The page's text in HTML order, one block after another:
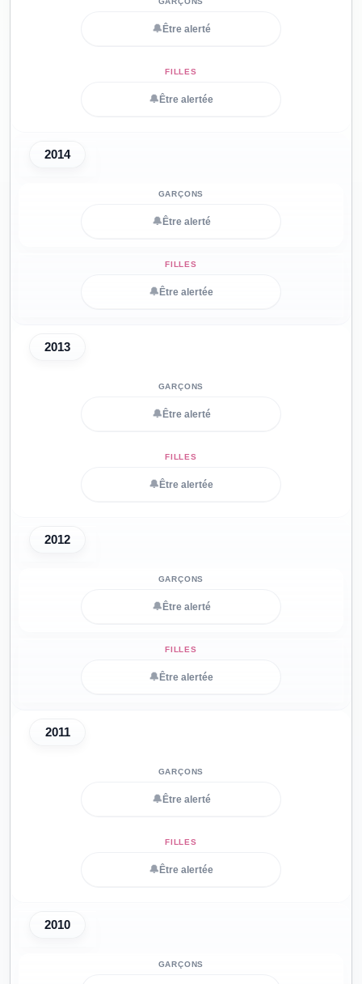
🔔 Être alerté
🔔 Être alertée
2014
🔔 Être alerté
🔔 Être alertée
2013
🔔 Être alerté
🔔 Être alertée
2012
🔔 Être alerté
🔔 Être alertée
2011
🔔 Être alerté
🔔 Être alertée
2010